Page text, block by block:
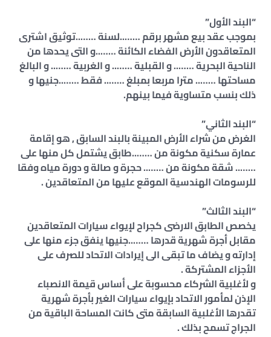
“البند الأول”
بموجب عقد بيع مشهر برقم ……..لسنة ……..توثيق اشترى
المتعاقدون الأرض الفضاء الكائنة ……..و التى يحدها من
الناحية البحرية …….. و القبلية …….. و الغربية …….. و البالغ
مساحتها …….. مترا مربعا بمبلغ …….. فقط ……..جنيها و
ذلك بنسب متساوية فيما بينهم.
“البند الثاني”
الغرض من شراء الأرض المبينة بالبند السابق , هو إقامة
عمارة سكنية مكونة من ……..طابق يشتمل كل منها على
…….. شقة مكونة من …….. حجرة و صالة و دورة مياه وفقا
للرسومات الهندسية الموقع عليها من المتعاقدين .
“البند الثالث”
يخصص الطابق الارضى كجراح لإيواء سيارات المتعاقدين
مقابل أجرة شهرية قدرها ……..جنيها ينفق جزء منها على
إدارته و يضاف ما تبقى الى إيرادات الاتحاد للصرف على
الأجزاء المشتركة .
و لأغلبية الشركاء محسوبة على أساس قيمة الانصباء
الإذن لمأمور الاتحاد بإيواء سيارات الغير بأجرة شهرية
تقدرها الأغلبية السابقة متى كانت المساحة الباقية من
الجراج تسمح بذلك .